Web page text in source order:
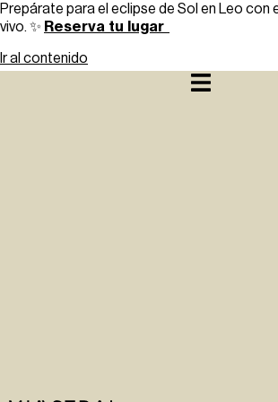
Prepárate para el eclipse de Sol en Leo con
vivo. ✨ Reserva tu lugar
Ir al contenido